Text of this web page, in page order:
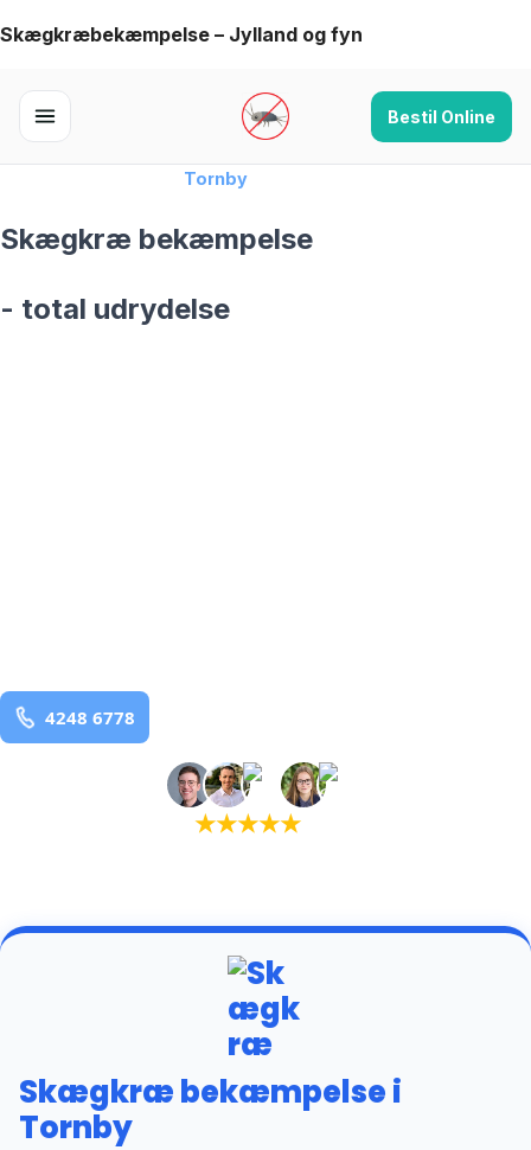
Skip
content
Skægkræbekæmpelse – Jylland og fyn
Bestil Online
Tornby
Skægkræ bekæmpelse
- total udrydelse
★★★★★
Skægkræ bekæmpelse i
Tornby